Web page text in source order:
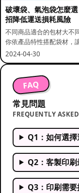
破壞袋、氣泡袋怎麼
招降低運送損耗風險
不同商品適合的包材大不
你依產品特性搭配袋材，
更安全。
2024-04-30
FAQ
常見問題
FREQUENTLY
Q1：如何選
Q2：客製印
Q3：印刷需